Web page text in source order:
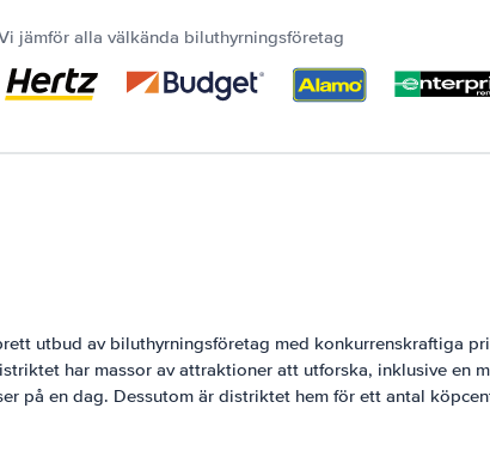
jämför alla välkända biluthyrningsföretag
utbud av biluthyrningsföretag med konkurrenskraftiga
har massor av attraktioner att utforska, inklusive en
på en dag. Dessutom är distriktet hem för ett antal